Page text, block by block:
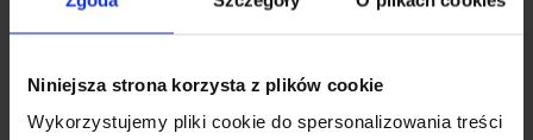
Niniejsza strona korzysta z plików cookie
Wykorzystujemy pliki cookie do spersonalizowania treści
Kod SKU
HH029C-BLUE
EAN
5902944175002